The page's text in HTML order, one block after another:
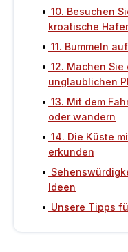
10. Besuchen
kroatische
11. Bummeln
12. Machen
unglaublichen
13. Mit dem
oder wandern
14. Die Küste
erkunden
Ideen
Unsere Tipps